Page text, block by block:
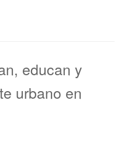
educan y
urbano en